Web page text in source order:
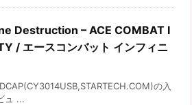
Destruction – ACE COMBAT I
/ エースコンバット インフィニ
の入
ュ ...